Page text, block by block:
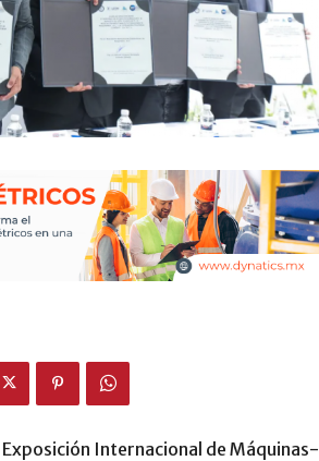
Exposición Internacional de Máquinas-